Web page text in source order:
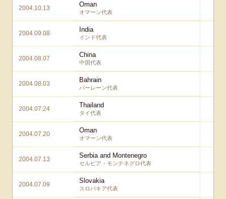
2004.10.13 Oman
オマーン代表
2004.09.08 India
インド代表
2004.08.07 China
中国代表
2004.08.03 Bahrain
バーレーン代表
2004.07.24 Thailand
タイ代表
2004.07.20 Oman
オマーン代表
2004.07.13 Serbia and Montenegro
セルビア・モンテネグロ代表
2004.07.09 Slovakia
スロバキア代表